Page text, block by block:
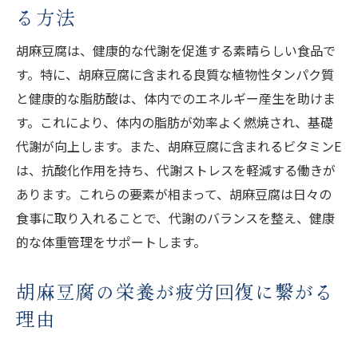
胡麻豆腐の栄養がシワを予防する方法
る方法
胡麻豆腐は、健康的な代謝を促進する素晴らしい食品で
す。特に、胡麻豆腐に含まれる良質な植物性タンパク質
と健康的な脂肪酸は、体内でのエネルギー産生を助けま
す。これにより、体内の脂肪が効率よく燃焼され、基礎
代謝が向上します。また、胡麻豆腐に含まれるビタミンE
は、抗酸化作用を持ち、代謝ストレスを軽減する働きが
あります。これらの要素が相まって、胡麻豆腐は日々の
食事に取り入れることで、代謝のバランスを整え、健康
的な体重管理をサポートします。
胡麻豆腐の栄養が疲労回復に繋がる
理由